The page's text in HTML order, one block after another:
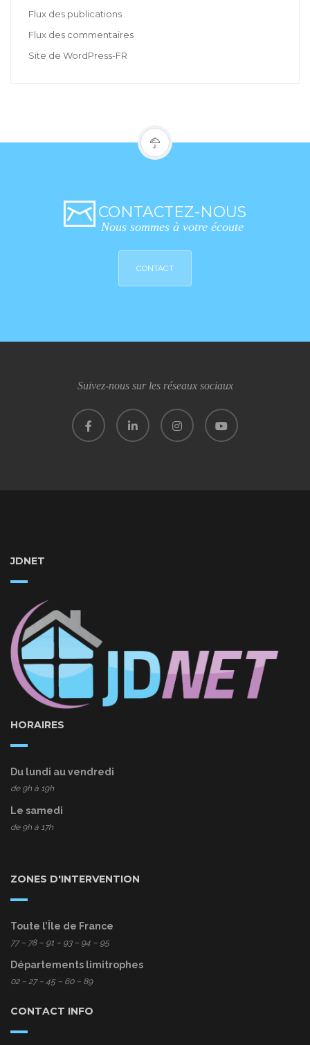
Flux des publications
Flux des commentaires
Site de WordPress-FR
CONTACTEZ-NOUS
Nous sommes à votre écoute
CONTACT
Suivez-nous sur les réseaux sociaux
JDNET
HORAIRES
Du lundi au vendredi
de 9h à 19h
Le samedi
de 9h à 17h
ZONES D'INTERVENTION
Toute l’Île de France
77– 78 – 91 – 93 – 94 – 95
Départements limitrophes
02 – 27 – 45 – 60 – 89
CONTACT INFO